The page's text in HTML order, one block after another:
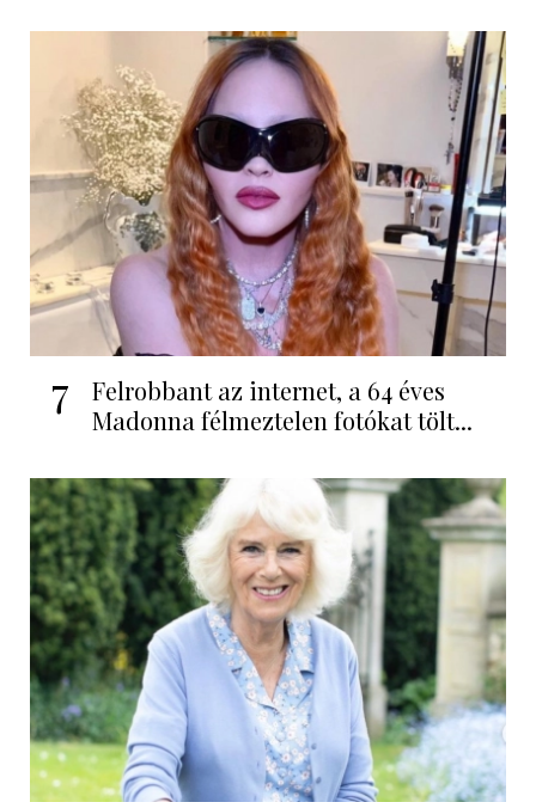
7
Felrobbant az internet, a 64 éves
Madonna félmeztelen fotókat tölt...